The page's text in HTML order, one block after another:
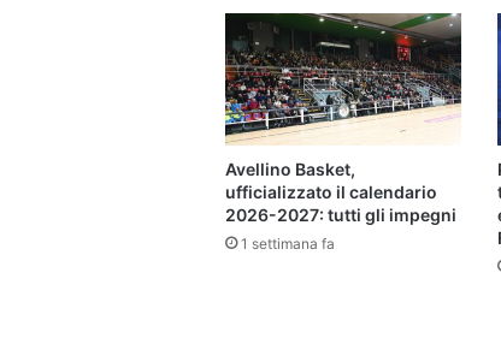
Avellino Basket,
ufficializzato il calendario
2026-2027: tutti gli impegni
1 settimana fa